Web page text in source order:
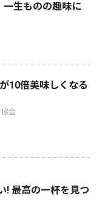
一生ものの趣味に
10倍美味しくなる
会
! 最高の一杯を見つ